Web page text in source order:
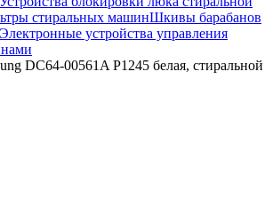
стиральных машинШкивы барабанов
Электронные устройства управления
DC64-00561A P1245 белая, стиральной